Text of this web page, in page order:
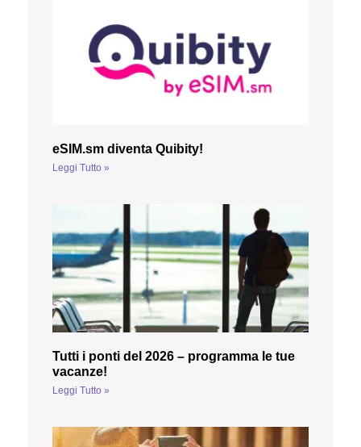
eSIM.sm diventa Quibity!
Leggi Tutto »
Tutti i ponti del 2026 – programma le tue
vacanze!
Leggi Tutto »